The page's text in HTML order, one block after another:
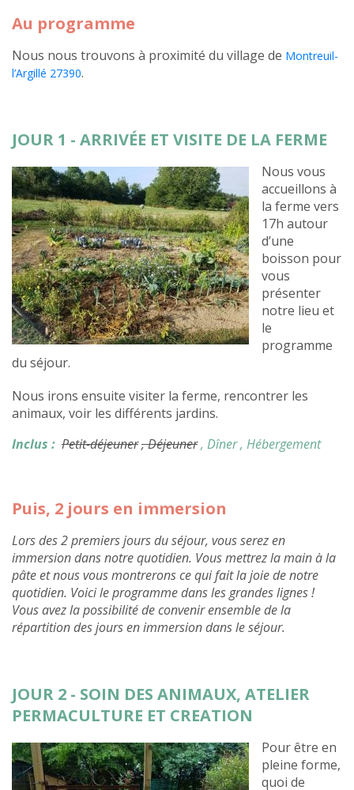
Au programme
Nous nous trouvons à proximité du village de Montreuil-
l’Argillé 27390.
JOUR 1 - ARRIVÉE ET VISITE DE LA FERME
Nous vous
accueillons à
la ferme vers
17h autour
d’une
boisson pour
vous
présenter
notre lieu et
le
programme
du séjour.
Nous irons ensuite visiter la ferme, rencontrer les
animaux, voir les différents jardins.
Inclus : Petit-déjeuner, Déjeuner, Dîner, Hébergement
Puis, 2 jours en immersion
Lors des 2 premiers jours du séjour, vous serez en
immersion dans notre quotidien. Vous mettrez la main à la
pâte et nous vous montrerons ce qui fait la joie de notre
quotidien. Voici le programme dans les grandes lignes !
Vous avez la possibilité de convenir ensemble de la
répartition des jours en immersion dans le séjour.
JOUR 2 - SOIN DES ANIMAUX, ATELIER
PERMACULTURE ET CREATION
Pour être en
pleine forme,
quoi de